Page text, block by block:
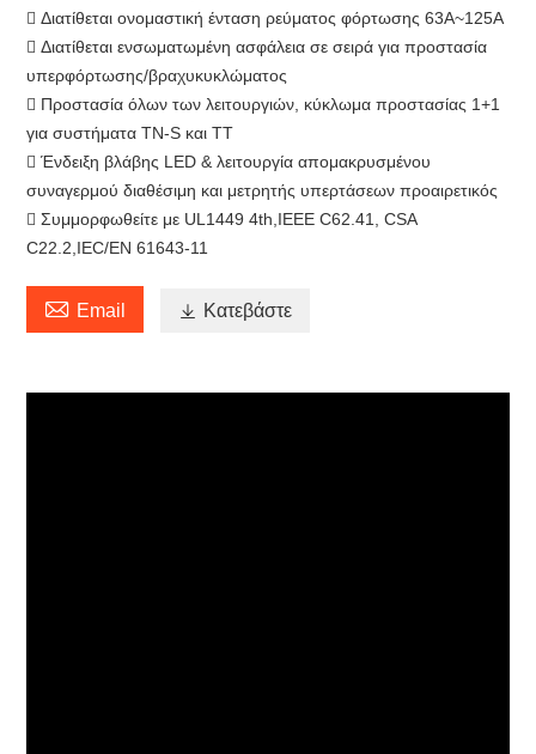
 Διατίθεται ονομαστική ένταση ρεύματος φόρτωσης 63A~125A
 Διατίθεται ενσωματωμένη ασφάλεια σε σειρά για προστασία
υπερφόρτωσης/βραχυκυκλώματος
 Προστασία όλων των λειτουργιών, κύκλωμα προστασίας 1+1
για συστήματα TN-S και TT
 Ένδειξη βλάβης LED & λειτουργία απομακρυσμένου
συναγερμού διαθέσιμη και μετρητής υπερτάσεων προαιρετικός
 Συμμορφωθείτε με UL1449 4th,IEEE C62.41, CSA
C22.2,IEC/EN 61643-11
 Email  Κατεβάστε